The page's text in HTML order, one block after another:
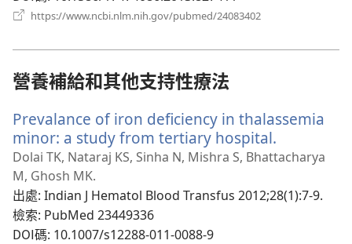
https://www.ncbi.nlm.nih.gov/pubmed/24083402
營養補給和其他支持性療法
Prevalance of iron deficiency in thalassemia
minor: a study from tertiary hospital.
啟
視
Dolai TK, Nataraj KS, Sinha N, Mishra S, Bhattacharya
M, Ghosh MK.
出處‎: Indian J Hematol Blood Transfus 2012;28(1):7-9.
檢索‎: PubMed 23449336
DOI碼‎: 10.1007/s12288-011-0088-9